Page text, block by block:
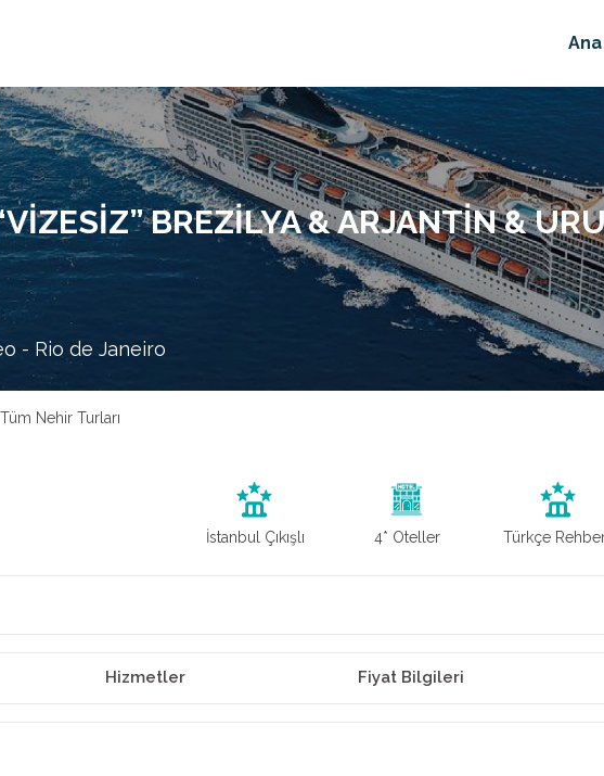
BREZILYA & ARJANTIN &
- Rio de Janeiro
Tüm Nehir Turları
İstanbul Çıkışlı 4* Oteller Türkçe
Hizmetler Fiyat Bilgileri